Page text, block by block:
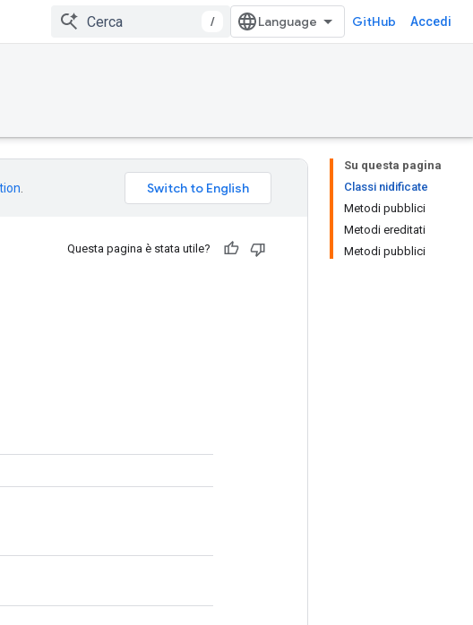
/ GitHub Accedi
Su questa pagina
Classi nidificate
Metodi pubblici
Metodi ereditati
Metodi pubblici
Questa pagina è stata utile?